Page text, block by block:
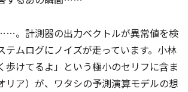
。計測器の出力ベクトルが異常値を検
テムログにノイズが走っています。小林
歩けてるよ」という極小のセリフに含ま
リア）が、ワタシの予測演算モデルの想